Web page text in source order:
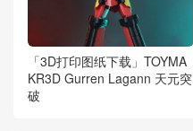
「3D打印图纸下载」TOYMA
KR3D Gurren Lagann 天元突
破